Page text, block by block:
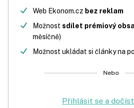
Web Ekonom.cz bez reklam
Možnost sdílet prémiový
měsíčně)
Možnost ukládat si články na
Nebo
Přihlásit se a